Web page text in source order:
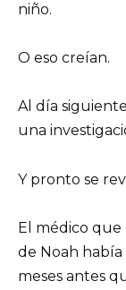
niño.
O eso creían.
Al día
una
Y pronto se
El médico
de Noah
meses antes